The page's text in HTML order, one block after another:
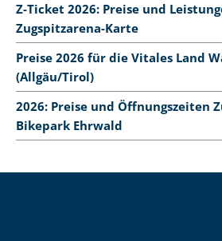
Z-Ticket 2026: Preise und
Zugspitzarena-Karte
Preise 2026 für die Vitales Land
(Allgäu/Tirol)
2026: Preise und Öffnungszeiten
Bikepark Ehrwald